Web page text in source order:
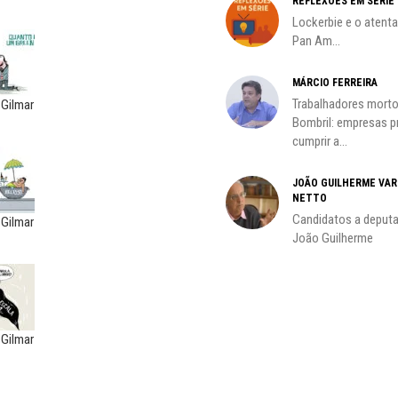
é
Lockerbie e o
Pan Am...
MÁRCIO FERREIRA
Trabalhadores
Bombril: empresas
cumprir a...
JOÃO GUILHERME
NETTO
Candidatos a
João Guilherme